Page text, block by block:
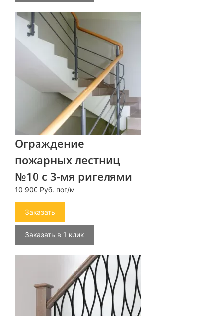
Ограждение
пожарных лестниц
№10 с 3-мя ригелями
10 900 Руб. пог/м
Заказать
Заказать в 1 клик